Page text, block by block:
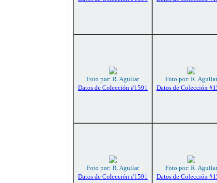
Foto por: R. Aguilar
Datos de Colección #1591
Foto por: R. Aguilar
Datos de Colección
Foto por: R. Aguilar
Datos de Colección #1591
Foto por: R. Aguilar
Datos de Colección